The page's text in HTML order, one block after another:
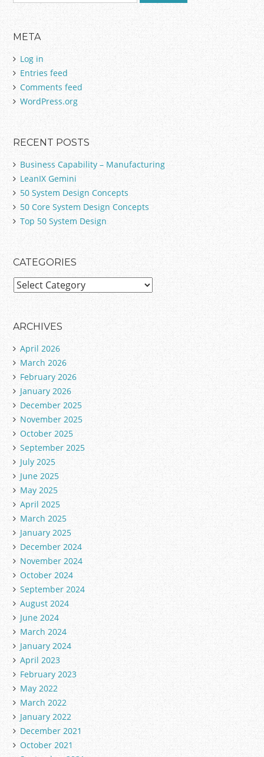
a
c
f
o
r
:
META
Log in
Entries feed
Comments feed
WordPress.org
RECENT POSTS
Business Capability – Manufacturing
LeanIX Gemini
50 System Design Concepts
50 Core System Design Concepts
Top 50 System Design
CATEGORIES
C
e
o
r
i
e
s
ARCHIVES
April 2026
March 2026
February 2026
January 2026
December 2025
November 2025
October 2025
September 2025
July 2025
June 2025
May 2025
April 2025
March 2025
January 2025
December 2024
November 2024
October 2024
September 2024
August 2024
June 2024
March 2024
January 2024
April 2023
February 2023
May 2022
March 2022
January 2022
December 2021
October 2021